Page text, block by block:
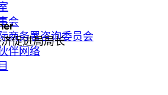
会
商务署咨询委员会
伴网络
促进局局长